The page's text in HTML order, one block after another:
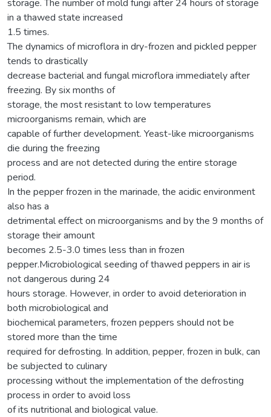
storage. The number of mold fungi after 24 hours of storage
in a thawed state increased
1.5 times.
The dynamics of microflora in dry-frozen and pickled pepper
tends to drastically
decrease bacterial and fungal microflora immediately after
freezing. By six months of
storage, the most resistant to low temperatures
microorganisms remain, which are
capable of further development. Yeast-like microorganisms
die during the freezing
process and are not detected during the entire storage
period.
In the pepper frozen in the marinade, the acidic environment
also has a
detrimental effect on microorganisms and by the 9 months of
storage their amount
becomes 2.5-3.0 times less than in frozen
pepper.Microbiological seeding of thawed peppers in air is
not dangerous during 24
hours storage. However, in order to avoid deterioration in
both microbiological and
biochemical parameters, frozen peppers should not be
stored more than the time
required for defrosting. In addition, pepper, frozen in bulk, can
be subjected to culinary
processing without the implementation of the defrosting
process in order to avoid loss
of its nutritional and biological value.